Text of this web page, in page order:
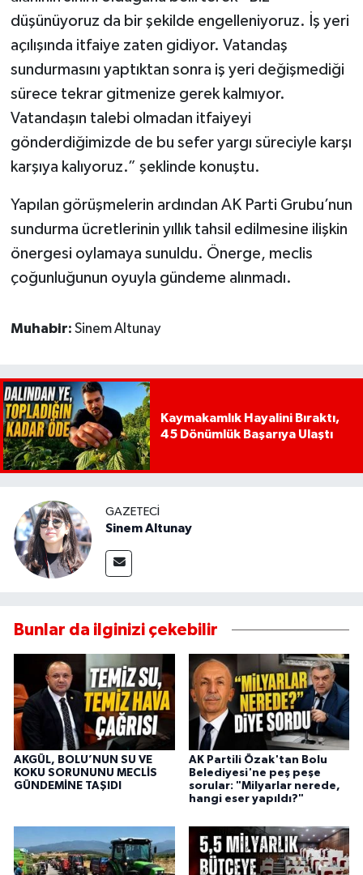
düşünüyoruz da bir şekilde engelleniyoruz. İş yeri
açılışında itfaiye zaten gidiyor. Vatandaş
sundurmasını yaptıktan sonra iş yeri değişmediği
sürece tekrar gitmenize gerek kalmıyor.
Vatandaşın talebi olmadan itfaiyeyi
gönderdiğimizde de bu sefer yargı süreciyle karşı
karşıya kalıyoruz.” şeklinde konuştu.
Yapılan görüşmelerin ardından AK Parti Grubu’nun
sundurma ücretlerinin yıllık tahsil edilmesine ilişkin
önergesi oylamaya sunuldu. Önerge, meclis
çoğunluğunun oyuyla gündeme alınmadı.
Muhabir: Sinem Altunay
Kaymakamlık Hayalini Bıraktı,
45 Dönümlük Başarıya Ulaştı
GAZETECI
Sinem Altunay
Bunlar da ilginizi çekebilir
AKGÜL, BOLU’NUN SU VE
KOKU SORUNUNU MECLİS
GÜNDEMİNE TAŞIDI
AK Partili Özak'tan Bolu
Belediyesi'ne peş peşe
sorular: "Milyarlar nerede,
hangi eser yapıldı?"